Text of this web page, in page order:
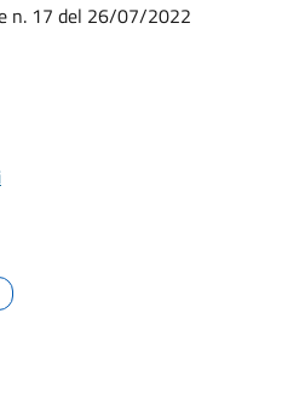
n. 17 del 26/07/2022